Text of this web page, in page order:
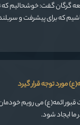
گرگان گفت: خوشحالیم که
مورد توجه قرار گیرد
قبور ائمه(ع) می رویم
ما ایجاد شود.